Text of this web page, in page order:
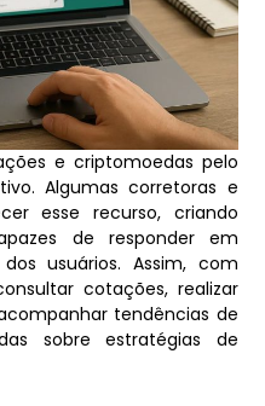
e criptomoedas pelo
Algumas corretoras e
esse recurso, criando
de responder em
usuários. Assim, com
cotações, realizar
tendências de
sobre estratégias de